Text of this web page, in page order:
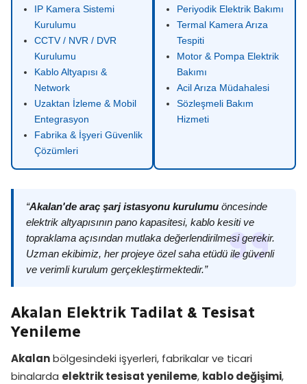
IP Kamera Sistemi
Kurulumu
CCTV / NVR / DVR
Kurulumu
Kablo Altyapısı &
Network
Uzaktan İzleme & Mobil
Entegrasyon
Fabrika & İşyeri Güvenlik
Çözümleri
Periyodik Elektrik Bakımı
Termal Kamera Arıza
Tespiti
Motor & Pompa Elektrik
Bakımı
Acil Arıza Müdahalesi
Sözleşmeli Bakım
Hizmeti
“Akalan'de araç şarj istasyonu kurulumu öncesinde
elektrik altyapısının pano kapasitesi, kablo kesiti ve
topraklama açısından mutlaka değerlendirilmesi gerekir.
Uzman ekibimiz, her projeye özel saha etüdü ile güvenli
ve verimli kurulum gerçekleştirmektedir.”
Akalan Elektrik Tadilat & Tesisat
Yenileme
Akalanbölgesindeki işyerleri, fabrikalar ve ticari
binalarda elektrik tesisat yenileme, kablo değişimi,